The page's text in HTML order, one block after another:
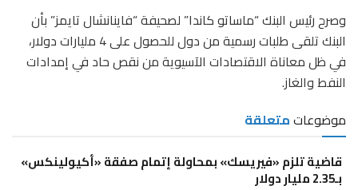
وصرح رئيس البنك “ماساتو كاندا” لصحيفة “فاينانشال تايمز” بأن
البنك تلقى طلبات رسمية من دول للحصول على 4 مليارات دولار،
في ظل معاناة الاقتصادات الآسيوية من نقص حاد في إمدادات
النفط والغاز.
موضوعاتمتعلقة
قاضية تلزم «فيريسك» بمحاولة إتمام صفقة «أكيولينكس»
بـ2.35 مليار دولار